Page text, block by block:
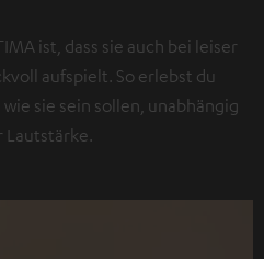
ist, dass sie auch bei leiser
aufspielt. So erlebst du
sie sein sollen, unabhängig
Lautstärke.